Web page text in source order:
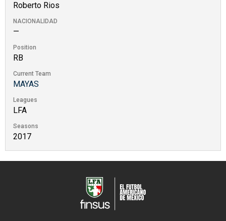
Roberto Rios
NACIONALIDAD
—
Position
RB
Current Team
MAYAS
Leagues
LFA
Seasons
2017